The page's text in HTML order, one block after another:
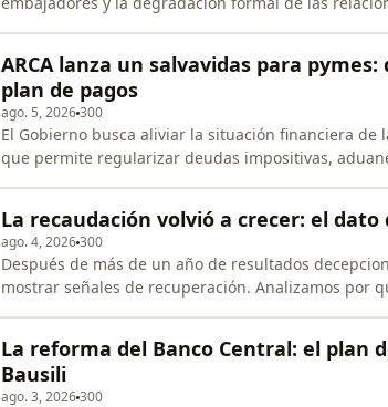
desde el Mercosur hasta la in
ARCA lanza un salvavidas para
plan de pagos
ago. 5, 2026300
El Gobierno busca aliviar la situación financiera de
que permite regularizar deudas impositivas,
repasamos los anuncios
La recaudación volvió a crecer: el
ago. 4, 2026300
Después de más de un año de resultados
mostrar señales de recuperación. Analizamos por
actividad económica y el empl
La reforma del Banco Central: el plan
Bausili
ago. 3, 2026300